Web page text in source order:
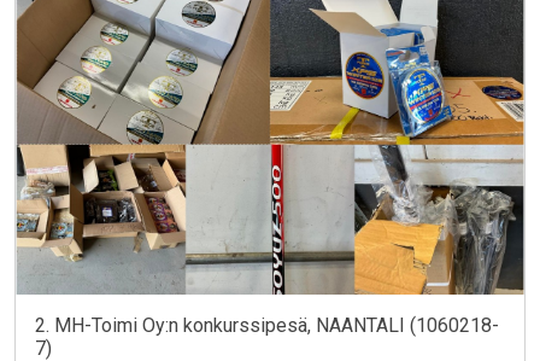
2. MH-Toimi Oy:n konkurssipesä, NAANTALI (1060218-
7)